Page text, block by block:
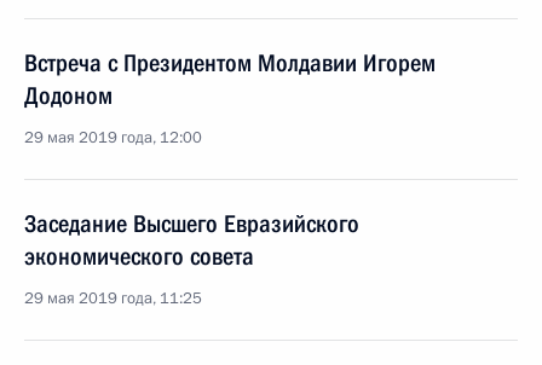
Встреча с Президентом Молдавии Игорем
Додоном
29 мая 2019 года, 12:00
Заседание Высшего Евразийского
экономического совета
29 мая 2019 года, 11:25